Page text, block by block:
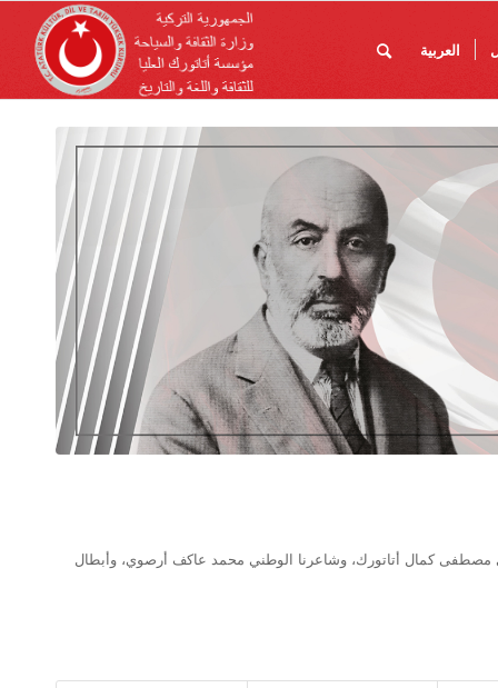
العربية
غازي مصطفى كمال أتاتورك، وشاعرنا الوطني محمد عاكف أرصوي، وأبطال